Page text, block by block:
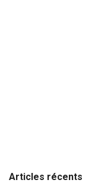
Articles récents